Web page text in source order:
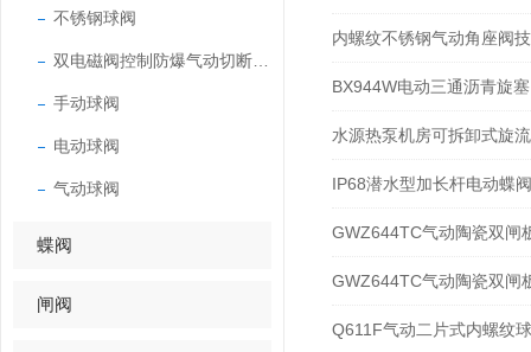
不锈钢球阀
手动球阀
电动球阀
气动球阀
蝶阀
闸阀
内螺纹不锈钢气动角座阀
BX944W电动三通沥青旋
水源热泵机房可拆卸式旋
IP68潜水型加长杆电动蝶
GWZ644TC气动陶瓷双闸
GWZ644TC气动陶瓷双闸
Q611F气动二片式内螺纹